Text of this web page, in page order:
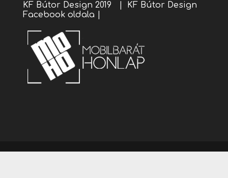
KF Bútor Design 2019 |
KF Bútor Design
Facebook oldala